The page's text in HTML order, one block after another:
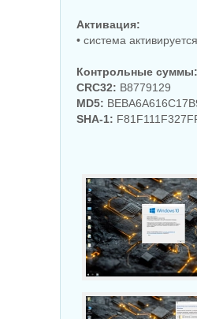
Активация:
• система
Контрольные суммы:
CRC32: B8779129
MD5:
SHA-1: